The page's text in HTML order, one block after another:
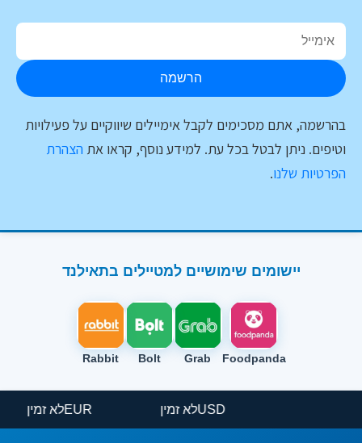
הרשמה
בהרשמה, אתם מסכימים לקבל אימיילים שיווקיים על פעילויות
וטיפים. ניתן לבטל בכל עת. למידע נוסף, קראו את הצהרת
הפרטיות שלנו.
יישומים שימושיים למטיילים בתאילנד
Foodpanda
Grab
Bolt
Rabbit
USDלא זמין EURלא זמין